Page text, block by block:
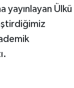
yayınlayan Ülkü